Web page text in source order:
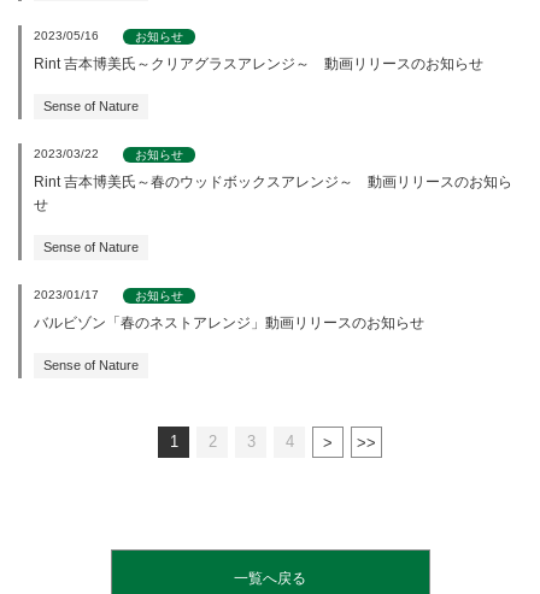
2023/05/16 お知らせ
Rint 吉本博美氏～クリアグラスアレンジ～ 動画リリースのお知らせ
Sense of Nature
2023/03/22 お知らせ
Rint 吉本博美氏～春のウッドボックスアレンジ～ 動画リリースのお知ら
せ
Sense of Nature
2023/01/17 お知らせ
バルビゾン「春のネストアレンジ」動画リリースのお知らせ
Sense of Nature
1 2 3 4
一覧へ戻る